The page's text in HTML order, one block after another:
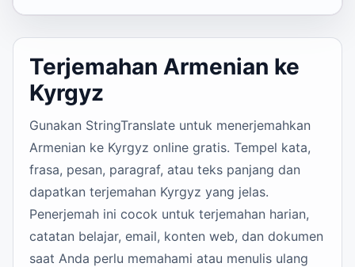
Terjemahan Armenian ke
Kyrgyz
Gunakan StringTranslate untuk menerjemahkan
Armenian ke Kyrgyz online gratis. Tempel kata,
frasa, pesan, paragraf, atau teks panjang dan
dapatkan terjemahan Kyrgyz yang jelas.
Penerjemah ini cocok untuk terjemahan harian,
catatan belajar, email, konten web, dan dokumen
saat Anda perlu memahami atau menulis ulang